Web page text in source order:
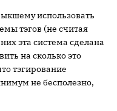
использовать
тэгов (не считая
эта система сделана
на сколько это
тэгирование
не бесполезно,